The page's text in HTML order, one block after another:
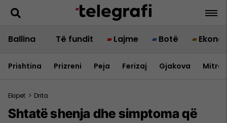
Ballina Të fundit Lajme Botë
Prishtina Prizreni Peja Ferizaj Gjakova
Ekipet > Drita
Shtatë shenja dhe simptoma që